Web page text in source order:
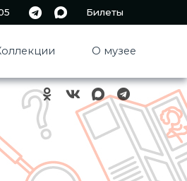
Билеты
О музее